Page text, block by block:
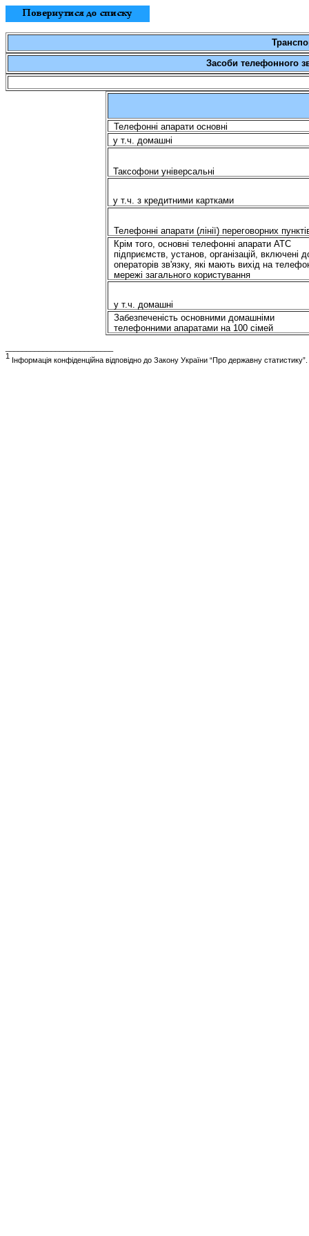
Засоби телефонного
Телефонні апарати основні
ут.ч. домашні
Таксофони універсальні
ут.ч. з кредитними картками
Телефонні апарати (лінії) переговорних
Крім того, основні телефонні апарати АТС
підприємств, установ, організацій, включені
операторів зв'язку, які мають вихід на
мережі загального користування
ут.ч . домашні
Забезпеченість основними домашніми
телефонними апаратами на 100 сімей
1
Інформація конфіденційна відповідно до Закону України “Про державну статистику”.